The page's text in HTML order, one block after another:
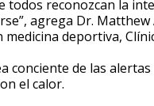
todos reconozcan la
agrega Dr. Matthew
medicina deportiva,
conciente de las
el calor.